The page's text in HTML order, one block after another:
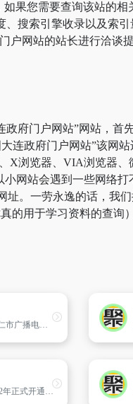
如果您需要查询该站的相
搜索引擎收录以及索
网站的站长进行洽谈
府门户网站”网站，首
连政府门户网站”该网
浏览器、VIA浏览器、
网站会遇到一些网络
址。一劳永逸的话，我
的用于学习资料的查询
铜仁广电传媒网(www.trrtv.com)是铜仁市广播电视台主办的专业网络视频网站,创建于2013年8月,是一家依托铜仁市广播电视台丰富的视频资源,打造立足铜仁,影响黔东,辐射武陵的强势媒体。
“黄帝故里?中国新郑”政府网站于2002年正式开通,坚持以宣传新郑、服务公众为宗旨,以宣传党和政府的方针政策,展示黄帝故里新郑形象,发布各类政务信息,提供政府网上服务和引导公众参与为主要任务。